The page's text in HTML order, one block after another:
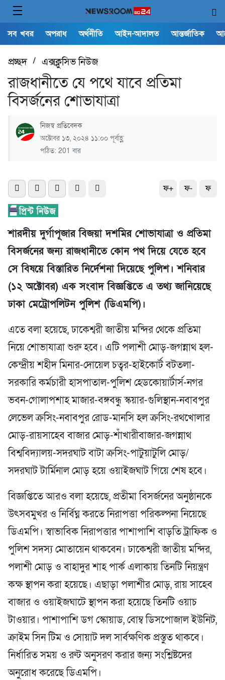
সব খবর অপরাধ অর্থনীতি আইন-আদালত আন্তর্জাতিক
প্রচ্ছদ/ এক্সক্লুসিভ নিউজ
রাজধানীতে যে পথে যাবে প্রতিমা
বিসর্জনের শোভাযাত্রা
নিজস্ব প্রতিবেদক
অক্টোবর ১৩, ২০২৪ ১১:০০ পূর্বাহ্ণ
পঠিত: 201 বার
ফ+ ফ- ফ
শারদীয় দুর্গাপূজার বিজয়া দশমির শোভাযাত্রা ও প্রতিমা
বিসর্জনের জন্য রাজধানীতে কোন পথ দিয়ে যেতে হবে
সে বিষয়ে বিস্তারিত নির্দেশনা দিয়েছে পুলিশ। শনিবার
(১২ অক্টোবর) এক সংবাদ বিজ্ঞপ্তিতে এ তথ্য জানিয়েছে
ঢাকা মেট্রোপলিটন পুলিশ (ডিএমপি)।
এতে বলা হয়েছে, ঢাকেশ্বরী জাতীয় মন্দির থেকে প্রতিমা
নিয়ে শোভাযাত্রা শুরু হবে। এটি পলাশী মোড়-জগন্নাথ হল-
কেন্দ্রীয় শহীদ মিনার-দোয়েল চত্বর-হাইকোর্ট বটতলা-
সরকারি কর্মচারী হাসপাতাল-পুলিশ হেডকোয়ার্টার্স-নগর
ভবন-গোলাপশাহ মাজার-বঙ্গবন্ধু স্কয়ার-গুলিস্থান-নবাবপুর
লেভেল ক্রসিং-নবাবপুর রোড-মানসি হল ক্রসিং-রথখোলার
মোড়-রায়সাহেব বাজার মোড়-শাঁখারীবাজার-জগন্নাথ
বিশ্ববিদ্যালয়-সদরঘাট বাটা ক্রসিং-পাটুয়াটুলি মোড়/
সদরঘাট টার্মিনাল মোড় হয়ে ওয়াইজঘাট গিয়ে শেষ হবে।
বিজ্ঞপ্তিতে আরও বলা হয়েছে, প্রতীমা বিসর্জনের অনুষ্ঠানকে
উৎসবমুখর ও নির্বিঘ্ন করতে নিরাপত্তা পরিকল্পনা নিয়েছে
ডিএমপি। স্বাভাবিক নিরাপত্তার পাশাপাশি বাড়তি ট্রাফিক ও
পুলিশ সদস্য মোতায়েন থাকবেন। ঢাকেশ্বরী জাতীয় মন্দির,
পলাশী মোড় ও বাহাদুর শাহ পার্ক এলাকায় তিনটি নিয়ন্ত্রণ
কক্ষ স্থাপন করা হয়েছে। এছাড়া পলাশীর মোড়, রায় সাহেব
বাজার ও ওয়াইজঘাটে স্থাপন করা হয়েছে তিনটি ওয়াচ
টাওয়ার। পাশাপাশি ডগ স্কোয়াড, বোম্ব ডিসপোজাল ইউনিট,
ক্রাইম সিন টিম ও সোয়াট দল সার্বক্ষণিক প্রস্তুত থাকবে।
নির্ধারিত সময় ও রুট অনুসরণ করার জন্য সংশ্লিষ্টদের
অনুরোধ করেছে ডিএমপি।